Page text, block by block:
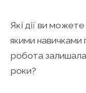
Які дії ви
якими навичками
робота
роки?